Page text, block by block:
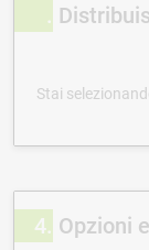
Stai
4 Opzioni